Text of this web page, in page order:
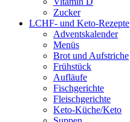
Zucker
LCHF- und Keto-Rezepte
Adventskalender
Menüs
Brot und Aufstriche
Frühstück
Aufläufe
Fischgerichte
Fleischgerichte
Keto-Küche/Keto